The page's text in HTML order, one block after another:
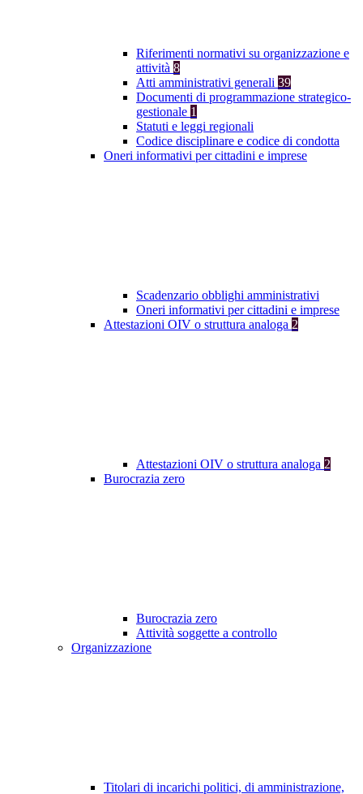
Riferimenti normativi su organizzazione e
attività 8
Atti amministrativi generali 39
Documenti di programmazione strategico-
gestionale 1
Statuti e leggi regionali
Codice disciplinare e codice di condotta
Oneri informativi per cittadini e imprese
Scadenzario obblighi amministrativi
Oneri informativi per cittadini e imprese
Attestazioni OIV o struttura analoga 2
Attestazioni OIV o struttura analoga 2
Burocrazia zero
Burocrazia zero
Attività soggette a controllo
Organizzazione
Titolari di incarichi politici, di amministrazione,